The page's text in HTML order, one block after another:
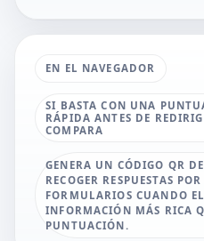
EN EL NAVEGADOR
SI BASTA CON UNA
RÁPIDA ANTES DE
COMPARA
GENERA UN CÓDIGO QR
RECOGER RESPUESTAS
FORMULARIOS CUANDO
INFORMACIÓN MÁS RICA
PUNTUACIÓN.